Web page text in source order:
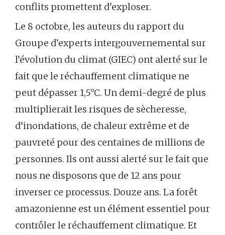
conflits promettent d’exploser.
Le 8 octobre, les auteurs du rapport du
Groupe d’experts intergouvernemental sur
l’évolution du climat (GIEC) ont alerté sur le
fait que le réchauffement climatique ne
peut dépasser 1,5°C. Un demi-degré de plus
multiplierait les risques de sècheresse,
d’inondations, de chaleur extrême et de
pauvreté pour des centaines de millions de
personnes. Ils ont aussi alerté sur le fait que
nous ne disposons que de 12 ans pour
inverser ce processus. Douze ans. La forêt
amazonienne est un élément essentiel pour
contrôler le réchauffement climatique. Et